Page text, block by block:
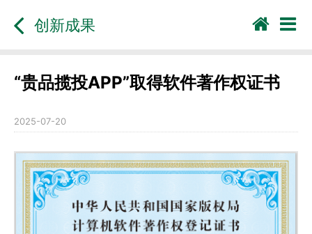
创新成果
“贵品揽投APP”取得软件著作权证书
2025-07-20